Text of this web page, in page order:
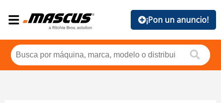
¡Pon un anuncio!